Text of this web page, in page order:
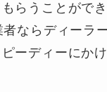
らうことがで
ならディーラ
ーディーにか